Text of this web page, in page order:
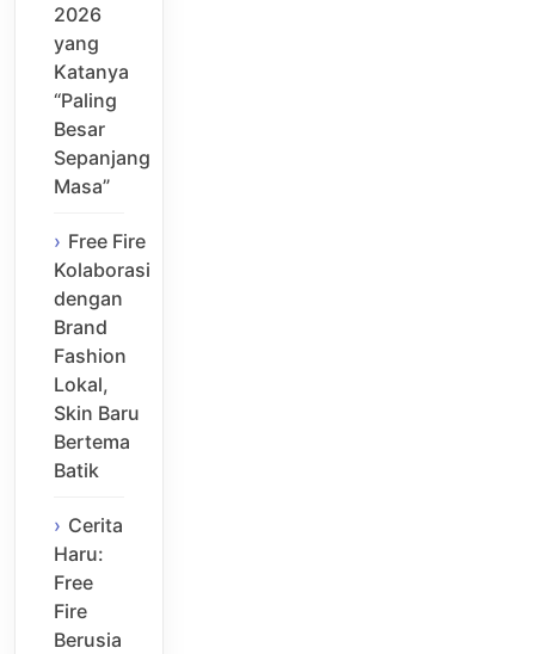
2026
yang
Katanya
“Paling
Besar
Sepanjang
Masa”
Free Fire
Kolaborasi
dengan
Brand
Fashion
Lokal,
Skin Baru
Bertema
Batik
Cerita
Haru:
Free
Fire
Berusia